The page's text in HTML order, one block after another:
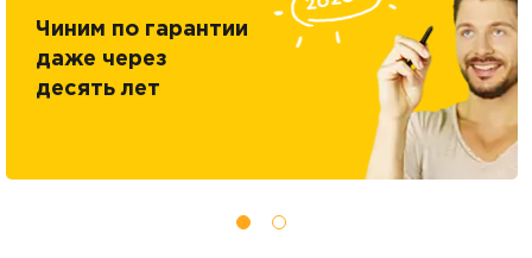
Чиним по гарантии
даже через
десять лет